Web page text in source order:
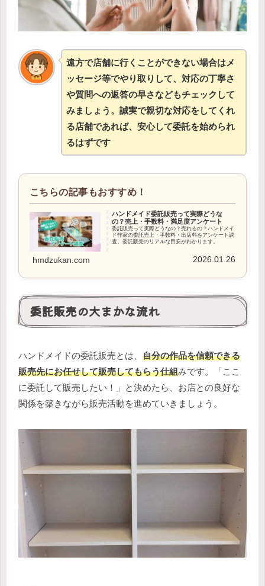
遠方で店舗に行くことができない場合はメ
ッセージ等でやり取りして、対応の丁寧さ
や質問への返答の早さなどもチェックして
みましょう。誠実で親切な対応をしてくれ
る店舗であれば、安心して委託を始められ
るはずです
ハンドメイド委託販売って実際どうな
の？売上・手数料・満足度アンケート
委託販売って実際どうなの？売れるの？ハンドメイ
ド作家の委託売上・手数料・出店料をアンケート調
査。委託販売のリアルな目安がわかります。
hmdzukan.com 2026.01.26
委託販売の大まかな流れ
ハンドメイドの委託販売とは、 自分の作品を信頼できる
販売先にお任せして販売してもらう仕組みです。「ここ
に委託して販売したい！」と決めたら、お店との良好な
関係を築きながら販売活動を進めていきましょう。